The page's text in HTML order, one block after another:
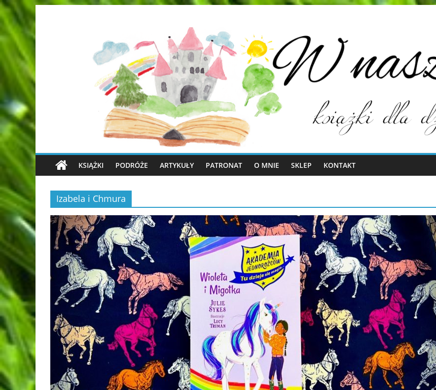
KSIĄŻKI PODRÓŻE ARTYKUŁY PATRONAT O MNIE SKLEP KONTAKT
Izabela i Chmura